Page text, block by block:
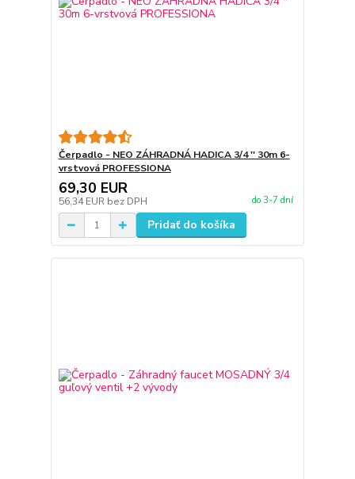
Čerpadlo - NEO ZÁHRADNÁ HADICA 3/4 '' 30m 6-
vrstvová PROFESSIONA
69,30 EUR
56,34 EUR bez DPH do 3-7 dní
Pridať do košíka